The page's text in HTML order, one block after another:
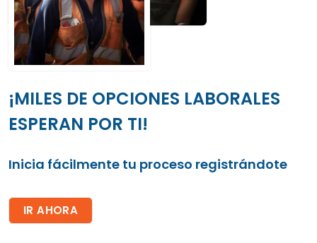
¡MILES DE OPCIONES LABORALES
ESPERAN POR TI!
Inicia fácilmente tu proceso registrándote
IR AHORA